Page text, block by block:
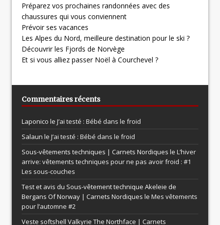
Préparez vos prochaines randonnées avec des
chaussures qui vous conviennent
Prévoir ses vacances
Les Alpes du Nord, meilleure destination pour le ski ?
Découvrir les Fjords de Norvège
Et si vous alliez passer Noël à Courchevel ?
Commentaires récents
Laponico le J’ai testé : Bébé dans le froid
Salaun le J’ai testé : Bébé dans le froid
Sous-vêtements techniques | Carnets Nordiques le L’hiver
arrive: vêtements techniques pour ne pas avoir froid : #1
Les sous-couches
Test et avis du Sous-vêtement technique Akeleie de
Bergans Of Norway | Carnets Nordiques le Mes vêtements
pour l’automne #2
Veste softshell Valkyrie The Northface | Carnets